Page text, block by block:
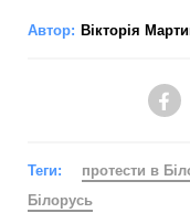
Автор: Вікторія
Теги: протести в
Білорусь